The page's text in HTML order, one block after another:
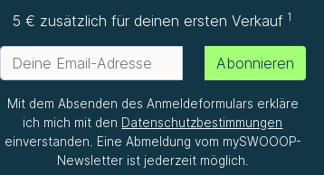
5 € zusätzlich für deinen ersten Verkauf 1
Abonnieren
Mit dem Absenden des Anmeldeformulars erkläre
ich mich mit den Datenschutzbestimmungen
einverstanden. Eine Abmeldung vom mySWOOOP-
Newsletter ist jederzeit möglich.